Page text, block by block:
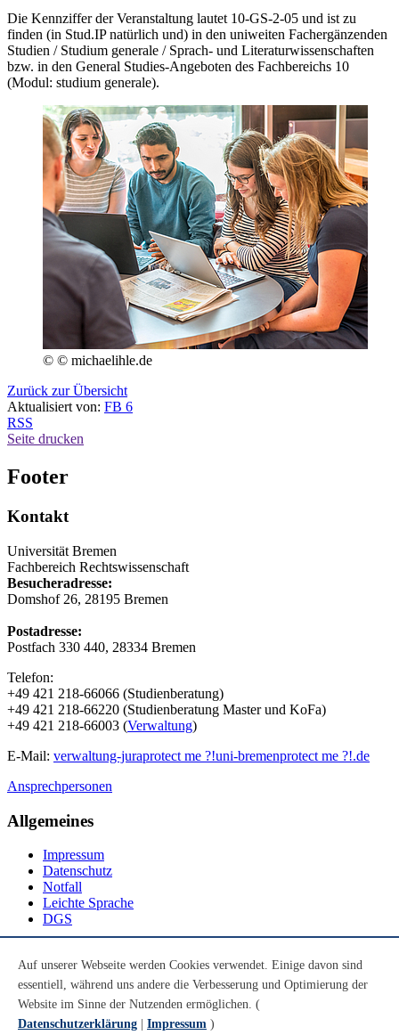
Die Kennziffer der Veranstaltung lautet 10-GS-2-05 und ist zu
finden (in Stud.IP natürlich und) in den uniweiten Fachergänzenden
Studien / Studium generale / Sprach- und Literaturwissenschaften
bzw. in den General Studies-Angeboten des Fachbereichs 10
(Modul: studium generale).
© © michaelihle.de
Zurück zur Übersicht
Aktualisiert von: FB 6
RSS
Seite drucken
Footer
Kontakt
Universität Bremen
Fachbereich Rechtswissenschaft
Besucheradresse:
Domshof 26, 28195 Bremen
Postadresse:
Postfach 330 440, 28334 Bremen
Telefon:
+49 421 218-66066 (Studienberatung)
+49 421 218-66220 (Studienberatung Master und KoFa)
+49 421 218-66003 (Verwaltung)
E-Mail: verwaltung-juraprotect me ?!uni-bremenprotect me ?!.de
Ansprechpersonen
Allgemeines
Impressum
Datenschutz
Notfall
Leichte Sprache
DGS
Youtube
Instagram
LinkedIn
Auf unserer Webseite werden Cookies verwendet. Einige davon sind
essentiell, während uns andere die Verbesserung und Optimierung der
Website im Sinne der Nutzenden ermöglichen. (
Datenschutzerklärung
Impressum )